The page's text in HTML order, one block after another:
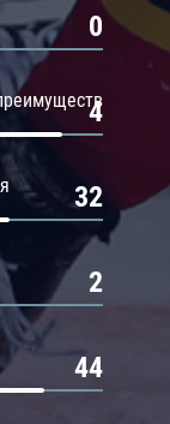
0
4
32
2
44